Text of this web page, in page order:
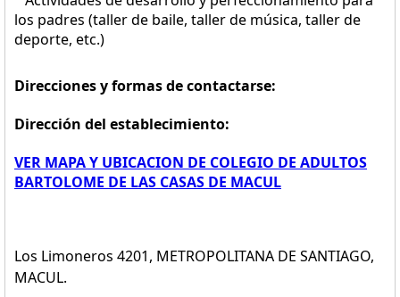
los padres (taller de baile, taller de música, taller de
deporte, etc.)
Direcciones y formas de contactarse:
Dirección del establecimiento:
VER MAPA Y UBICACION DE COLEGIO DE ADULTOS
BARTOLOME DE LAS CASAS DE MACUL
Los Limoneros 4201, METROPOLITANA DE SANTIAGO,
MACUL.